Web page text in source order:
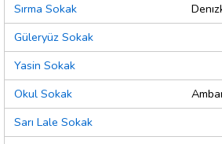
Sırma Sokak
Güleryüz Sokak
Yasin Sokak
Okul Sokak
Sarı Lale Sokak